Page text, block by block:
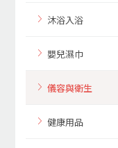
沐浴入浴
嬰兒濕巾
儀容與衛生
健康用品